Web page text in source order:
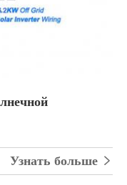
Узнать больше 